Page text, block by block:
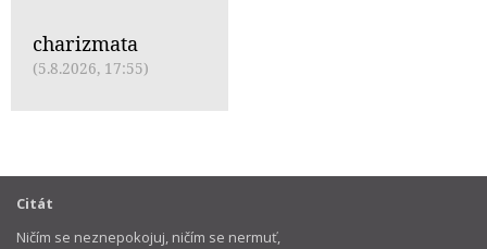
charizmata
(5.8.2026, 17:55)
Citát
Ničím se neznepokojuj, ničím se nermuť,